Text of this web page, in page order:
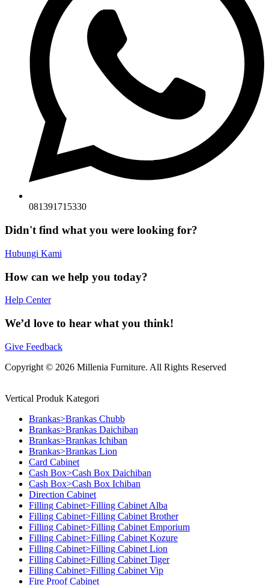
081391715330
Didn't find what you were looking for?
Hubungi Kami
How can we help you today?
Help Center
We’d love to hear what you think!
Give Feedback
Copyright © 2026 Millenia Furniture. All Rights Reserved
Vertical Produk Kategori
Brankas>Brankas Chubb
Brankas>Brankas Daichiban
Brankas>Brankas Ichiban
Brankas>Brankas Lion
Card Cabinet
Cash Box>Cash Box Daichiban
Cash Box>Cash Box Ichiban
Direction Cabinet
Filling Cabinet>Filling Cabinet Alba
Filling Cabinet>Filling Cabinet Brother
Filling Cabinet>Filling Cabinet Emporium
Filling Cabinet>Filling Cabinet Kozure
Filling Cabinet>Filling Cabinet Lion
Filling Cabinet>Filling Cabinet Tiger
Filling Cabinet>Filling Cabinet Vip
Fire Proof Cabinet